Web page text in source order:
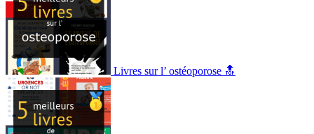
Livres sur l’ ostéoporose 🔝